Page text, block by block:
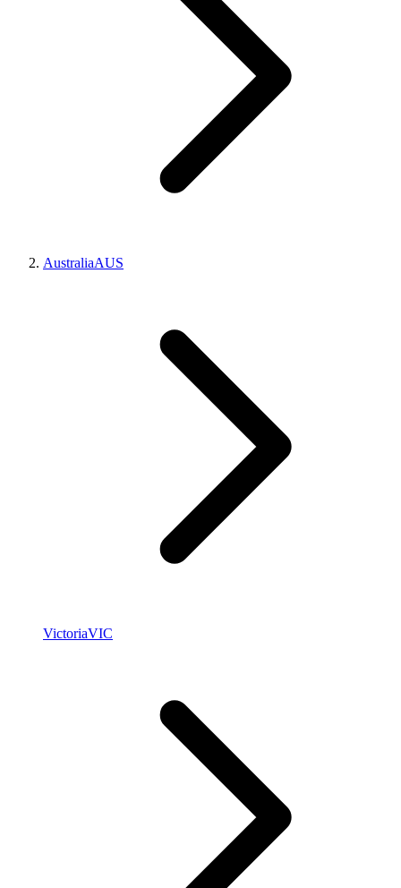
AustraliaAUS
VictoriaVIC